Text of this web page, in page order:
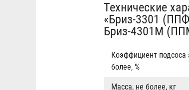
Технические
«Бриз-3301
Бриз-4301М
Коэффициент подсоса
более, %
Масса, не более, кг